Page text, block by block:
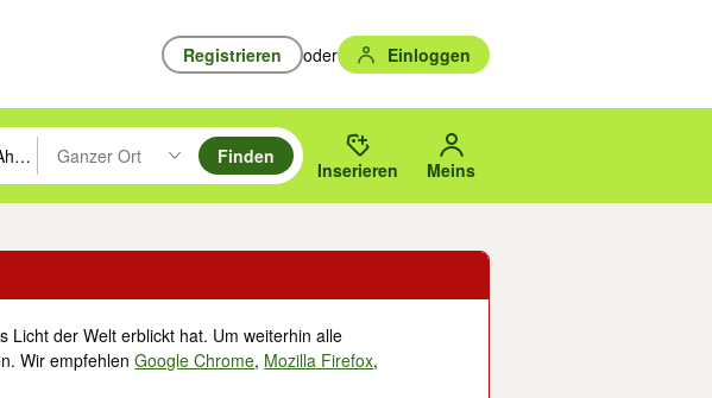
Registrieren oder Einloggen
nach oben/unten durchsuchen und mit Eingabetaste auswählen.
Eingabetaste drücken um zu suchen, oder Vorschläge mit den Pfeiltasten nach oben/
Ganzer Ort
Suche im Umkreis des gewählten Orts oder PLZ.
Finden
Inserieren Meins
Licht der Welt erblickt hat. Um weiterhin alle
Wir empfehlenGoogle Chrome, Mozilla Firefox,